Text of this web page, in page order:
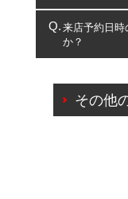
複数サービス
一部の商品・サ
出来ないものも
来店予約日時
か？
ご来店予約日
の日時変更に
その他